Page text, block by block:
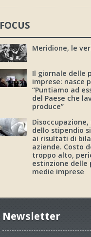
FOCUS
Meridione, le
Il giornale delle
imprese: nasce
“Puntiamo ad
del Paese che
produce”
dello stipendio
ai risultati di
aziende. Costo
troppo alto,
estinzione delle
medie imprese
Newsletter